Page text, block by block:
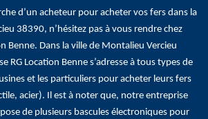
d’un acheteur pour acheter vos fers dans la
38390, n’hésitez pas à vous rendre chez
Benne. Dans la ville de Montalieu Vercieu
RG Location Benne s’adresse à tous types de
et les particuliers pour acheter leurs fers
acier). Il est à noter que, notre entreprise
de plusieurs bascules électroniques pour